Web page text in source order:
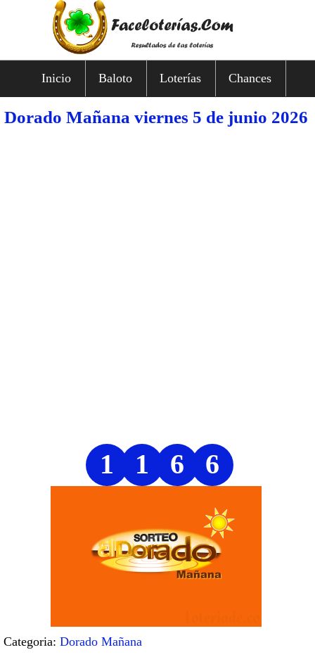
Inicio Baloto Loterías Chances
Dorado Mañana viernes 5 de junio 2026
1 1 6 6
Categoria: Dorado Mañana